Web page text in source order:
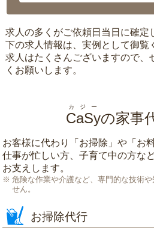
求人の多くがご依頼日当日に確定
下の求人情報は、実例として御覧
求人はたくさんございますので、
くお願いします。
CaSy
カジー
の家事
お客様に代わり「 お掃除 」や「 お
仕事が忙しい方、子育て中の方な
お支えします。
危険な作業や介護など、専門的な技術
せん。
お掃除代行